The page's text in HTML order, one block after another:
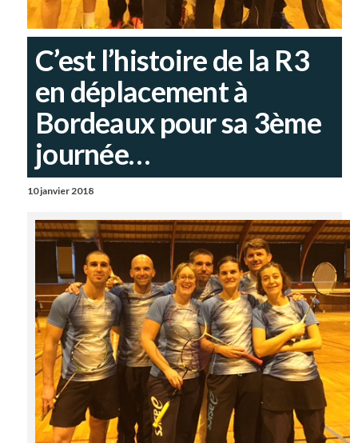
C’est l’histoire de la R3
en déplacement à
Bordeaux pour sa 3ème
journée…
10 janvier 2018